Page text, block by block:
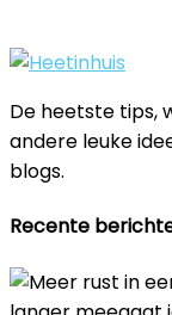
De heetste tips,
andere leuke
blogs.
Recente